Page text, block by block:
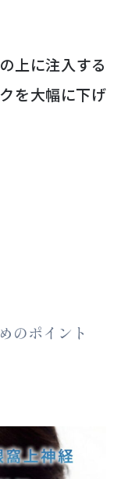
上に注入する
を大幅に下げ
のポイント